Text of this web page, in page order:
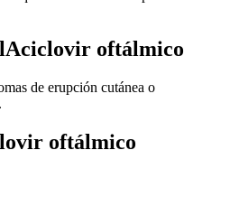
oftálmico
de erupción cutánea o
oftálmico